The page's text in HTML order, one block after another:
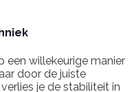
een willekeurige manier
door de juiste
je de stabiliteit in